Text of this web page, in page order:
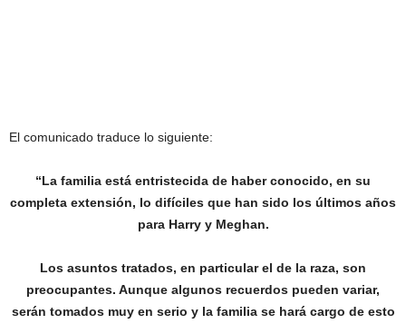
El comunicado traduce lo siguiente:
“La familia está entristecida de haber conocido, en su
completa extensión, lo difíciles que han sido los últimos años
para Harry y Meghan.
Los asuntos tratados, en particular el de la raza, son
preocupantes. Aunque algunos recuerdos pueden variar,
serán tomados muy en serio y la familia se hará cargo de esto